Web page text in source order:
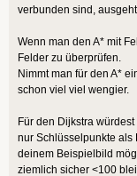
verbunden sind, ausgeht.
Wenn man den A* mit
Felder zu überprüfen.
Nimmt man für den A*
schon viel viel wengier.
Für den Dijkstra
nur Schlüsselpunkte als
deinem Beispielbild
ziemlich sicher <100